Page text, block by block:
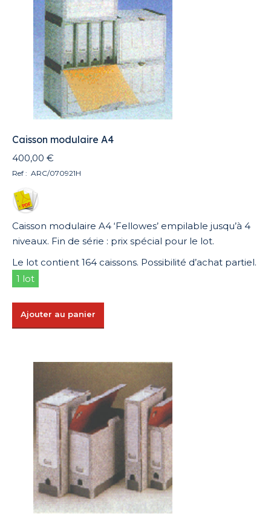
Caisson modulaire A4
400,00 €
Ref : ARC/070921H
Caisson modulaire A4 ‘Fellowes’ empilable jusqu’à 4
niveaux. Fin de série : prix spécial pour le lot.
Le lot contient 164 caissons. Possibilité d’achat partiel.
1 lot
Ajouter au panier